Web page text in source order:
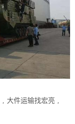
, 大件运输找宏亮 ,